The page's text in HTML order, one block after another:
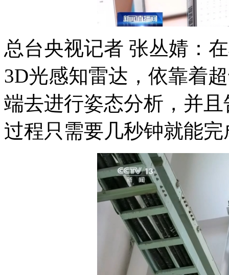
总台央视记者 张丛婧：
3D光感知雷达，依靠着
端去进行姿态分析，并
过程只需要几秒钟就能完